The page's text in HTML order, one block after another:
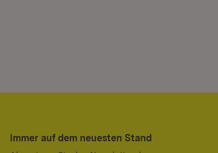
Immer auf dem neuesten Stand